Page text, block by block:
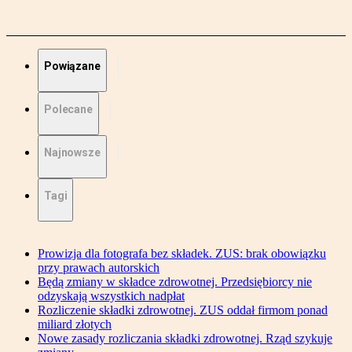
Powiązane
Polecane
Najnowsze
Tagi
Prowizja dla fotografa bez składek. ZUS: brak obowiązku
przy prawach autorskich
Będą zmiany w składce zdrowotnej. Przedsiębiorcy nie
odzyskają wszystkich nadpłat
Rozliczenie składki zdrowotnej. ZUS oddał firmom ponad
miliard złotych
Nowe zasady rozliczania składki zdrowotnej. Rząd szykuje